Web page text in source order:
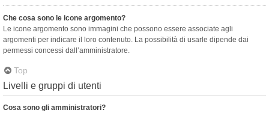
Che cosa sono le icone argomento?
Le icone argomento sono immagini che possono essere associate agli
argomenti per indicare il loro contenuto. La possibilità di usarle dipende dai
permessi concessi dall’amministratore.
Top
Livelli e gruppi di utenti
Cosa sono gli amministratori?